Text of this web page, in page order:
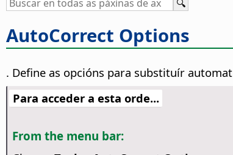
AutoCorrect Options
. Define as opcións para substituír
Para acceder a esta orde...
From the menu bar: